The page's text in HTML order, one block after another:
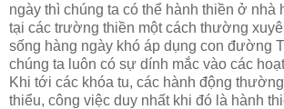
ngày thì chúng ta có thể hành thiền ở nhà
tại các trường thiền một cách thường
sống hàng ngày khó áp dụng con đường
chúng ta luôn có sự dính mắc vào các
Khi tới các khóa tu, các hành động
thiểu, công việc duy nhất khi đó là hành